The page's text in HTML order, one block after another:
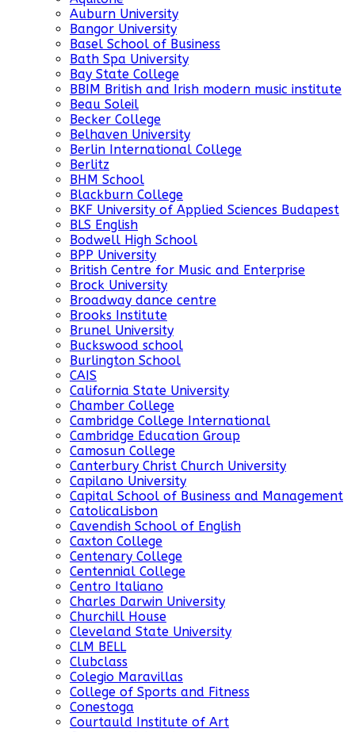
Auburn University
Bangor University
Basel School of Business
Bath Spa University
Bay State College
BBIM British and Irish modern music institute
Beau Soleil
Becker College
Belhaven University
Berlin International College
Berlitz
BHM School
Blackburn College
BKF University of Applied Sciences Budapest
BLS English
Bodwell High School
BPP University
British Centre for Music and Enterprise
Brock University
Broadway dance centre
Brooks Institute
Brunel University
Buckswood school
Burlington School
CAIS
California State University
Chamber College
Cambridge College International
Cambridge Education Group
Camosun College
Canterbury Christ Church University
Capilano University
Capital School of Business and Management
CatolicaLisbon
Cavendish School of English
Caxton College
Centenary College
Centennial College
Centro Italiano
Charles Darwin University
Churchill House
Cleveland State University
CLM BELL
Clubclass
Colegio Maravillas
College of Sports and Fitness
Conestoga
Courtauld Institute of Art